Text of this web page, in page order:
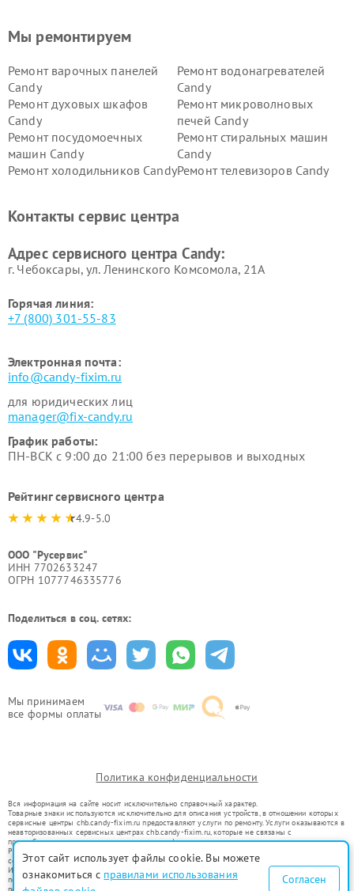
Мы принимаем
все формы оплаты
Мы ремонтируем
Ремонт варочных панелей
Candy
Ремонт водонагревателей
Candy
Ремонт духовых шкафов
Candy
Ремонт микроволновых
печей Candy
Ремонт посудомоечных
машин Candy
Ремонт стиральных машин
Candy
Ремонт холодильников CandyРемонт телевизоров Candy
Контакты сервис центра
Адрес сервисного центра Candy:
г. Чебоксары, ул. Ленинского Комсомола, 21А
Горячая линия:
+7 (800) 301-55-83
Электронная почта:
info@candy-fixim.ru
для юридических лиц
manager@fix-candy.ru
График работы:
ПН-ВСК с 9:00 до 21:00 без перерывов и выходных
Рейтинг сервисного центра
4.9-5.0
ООО "Русервис"
ИНН 7702633247
ОГРН 1077746335776
Поделиться в соц. сетях:
Политика конфиденциальности
Вся информация на сайте носит исключительно справочный характер.
Товарные знаки используются исключительно для описания устройств, в отношении которых
сервисные центры chb.candy-fixim.ru предоставляют услуги по ремонту. Услуги оказываются в
неавторизованных сервисных центрах chb.candy-fixim.ru, которые не связаны с
правообладателями товарных знаков или их официальными представителями.
Ремонт осуществляется для устройств, уже введенных в гражданский оборот в соответствии
со статьей 1487 ГК РФ.
Использование товарных знаков не преследует цели индивидуализации услуг или введения
потребителей в заблуждение, а служит для информирования о предоставляемых услугах по
Этот сайт использует файлы cookie. Вы можете
ознакомиться с правилами использования
Согласен